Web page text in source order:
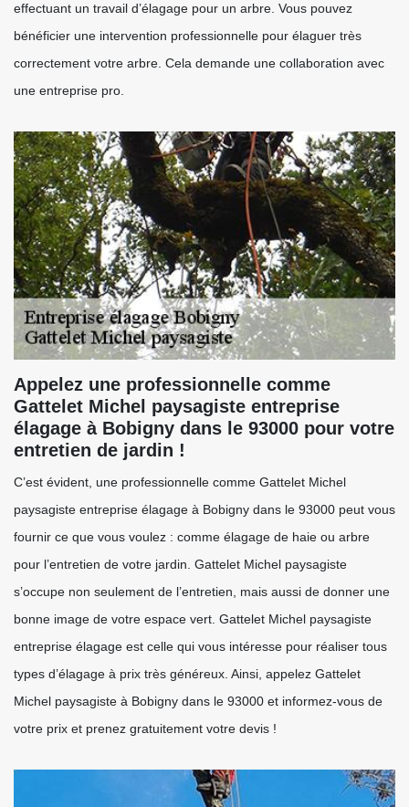
effectuant un travail d’élagage pour un arbre. Vous pouvez
bénéficier une intervention professionnelle pour élaguer très
correctement votre arbre. Cela demande une collaboration avec
une entreprise pro.
Appelez une professionnelle comme
Gattelet Michel paysagiste entreprise
élagage à Bobigny dans le 93000 pour votre
entretien de jardin !
C’est évident, une professionnelle comme Gattelet Michel
paysagiste entreprise élagage à Bobigny dans le 93000 peut vous
fournir ce que vous voulez : comme élagage de haie ou arbre
pour l’entretien de votre jardin. Gattelet Michel paysagiste
s’occupe non seulement de l’entretien, mais aussi de donner une
bonne image de votre espace vert. Gattelet Michel paysagiste
entreprise élagage est celle qui vous intéresse pour réaliser tous
types d’élagage à prix très généreux. Ainsi, appelez Gattelet
Michel paysagiste à Bobigny dans le 93000 et informez-vous de
votre prix et prenez gratuitement votre devis !